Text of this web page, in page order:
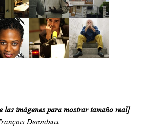
las imágenes para mostrar tamaño real]
Deroubaix